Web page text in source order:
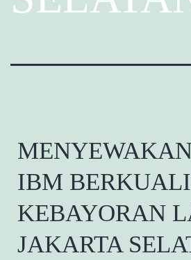
IBM
KEBAYORAN
JAKARTA